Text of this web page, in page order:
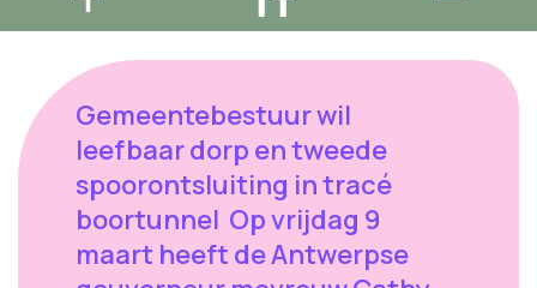
Gemeentebestuur wil
leefbaar dorp en tweede
spoorontsluiting in tracé
boortunnel Op vrijdag 9
maart heeft de Antwerpse